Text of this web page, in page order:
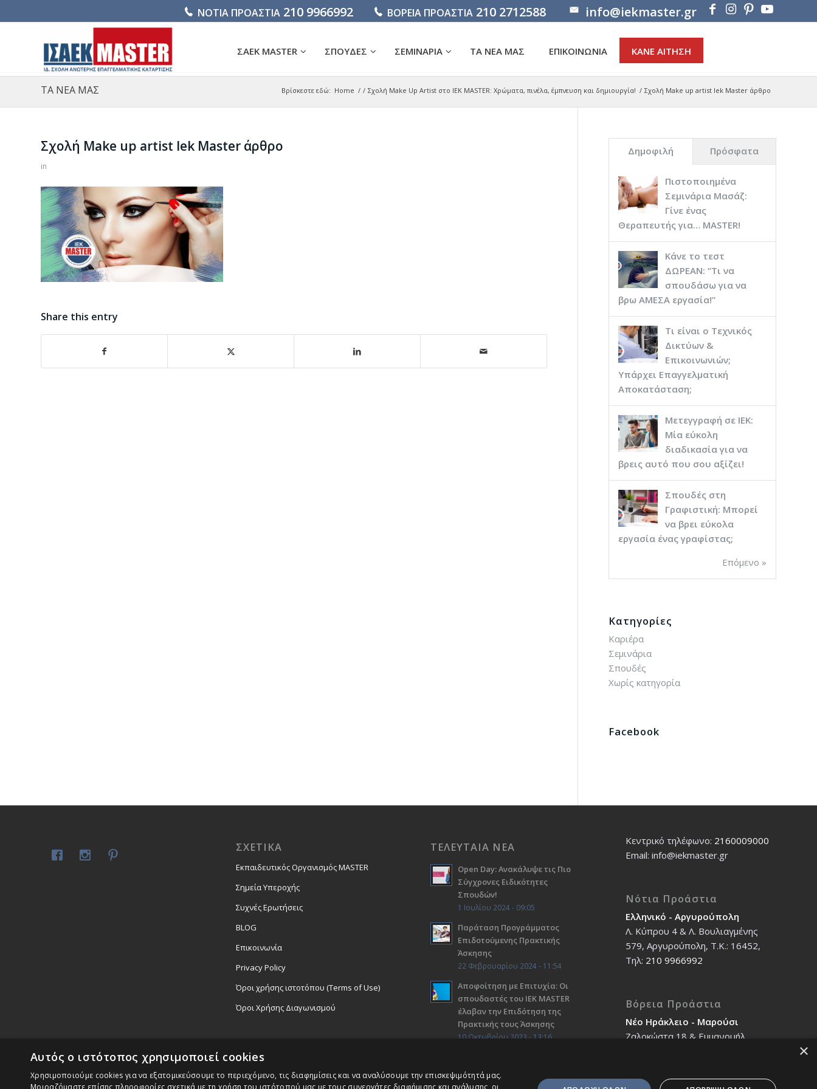
ΝΟΤΙΑ ΠΡΟΑΣΤΙΑ 210 9966992 ΒΟΡΕΙΑ ΠΡΟΑΣΤΙΑ 210 2712588 info@iekmaster.gr
ΣΑΕΚ MASTER ΣΠΟΥΔΕΣ ΣΕΜΙΝΑΡΙΑ ΤΑ ΝΕΑ ΜΑΣ ΕΠΙΚΟΙΝΩΝΙΑ ΚΑΝΕ ΑΙΤΗΣΗ
ΤΑ ΝΕΑ ΜΑΣ Βρίσκεστε εδώ: Home / / Σχολή Make Up Artist στο ΙΕΚ MASTER: Χρώματα, πινέλα, έμπνευση και δημιουργία! / Σχολή Make up artist Ιek Master άρθρο
Σχολή Make up artist Ιek Master άρθρο
in
Share this entry
Δημοφιλή Πρόσφατα
Πιστοποιημένα
Σεμινάρια Μασάζ:
Γίνε ένας
Θεραπευτής για… ΜASTER!
Κάνε το τεστ
ΔΩΡΕΑΝ: “Τι να
σπουδάσω για να
βρω ΑΜΕΣΑ εργασία!”
Τι είναι ο Τεχνικός
Δικτύων &
Επικοινωνιών;
Υπάρχει Επαγγελματική
Αποκατάσταση;
Μετεγγραφή σε ΙΕΚ:
Μία εύκολη
διαδικασία για να
βρεις αυτό που σου αξίζει!
Σπουδές στη
Γραφιστική: Μπορεί
να βρει εύκολα
εργασία ένας γραφίστας;
Επόμενο »
Kατηγορίες
Καριέρα
Σεμινάρια
Σπουδές
Χωρίς κατηγορία
Facebook
ΣΧΕΤΙΚΑ
Εκπαιδευτικός Οργανισμός MASTER
Σημεία Υπεροχής
Συχνές Ερωτήσεις
BLOG
Επικοινωνία
Privacy Policy
Όροι χρήσης ιστοτόπου (Terms of Use)
Όροι Χρήσης Διαγωνισμού
ΤΕΛΕΥΤΑΙΑ ΝΕΑ
Open Day: Ανακάλυψε τις Πιο
Σύγχρονες Ειδικότητες
Σπουδών!
1 Ιουλίου 2024 - 09:05
Παράταση Προγράμματος
Επιδοτούμενης Πρακτικής
Άσκησης
22 Φεβρουαρίου 2024 - 11:54
Αποφοίτηση με Επιτυχία: Οι
σπουδαστές του ΙΕΚ ΜΑSTER
έλαβαν την Επιδότηση της
Πρακτικής τους Άσκησης
10 Οκτωβρίου 2023 - 13:16
Κεντρικό τηλέφωνο: 2160009000
Εmail: info@iekmaster.gr
Νότια Προάστια
Ελληνικό - Αργυρούπολη
Λ. Κύπρου 4 & Λ. Βουλιαγμένης
579, Αργυρούπολη, T.K.: 16452,
Τηλ: 210 9966992
Βόρεια Προάστια
Νέο Ηράκλειο - Μαρούσι
Ζαλοκώστα 18 & Εμμανουήλ
×
Αυτός ο ιστότοπος χρησιμοποιεί cookies
Χρησιμοποιούμε cookies για να εξατομικεύσουμε το περιεχόμενο, τις διαφημίσεις και να αναλύσουμε την επισκεψιμότητά μας.
Μοιραζόμαστε επίσης πληροφορίες σχετικά με τη χρήση του ιστότοπού μας με τους συνεργάτες διαφήμισης και ανάλυσης, οι